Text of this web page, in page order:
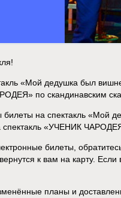
«Мой дедушка был
по скандинавским
билеты на спектакль «Мой
спектакль «УЧЕНИК
билеты,
к вам на карту. Если
планы и